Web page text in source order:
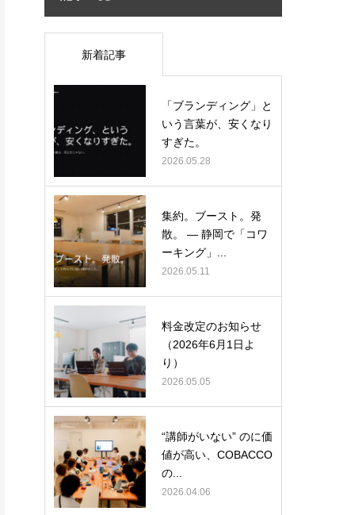
新着記事
「ブランディング」と
いう言葉が、安くなり
すぎた。
2026.05.28
集約。ブースト。発
散。 ― 静岡で「コワ
ーキング」...
2026.05.11
料金改定のお知らせ
（2026年6月1日よ
り）
2026.05.05
“講師がいない” のに価
値が高い、COBACCO
の...
2026.04.06